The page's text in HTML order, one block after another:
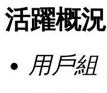
活躍概況
用戶組